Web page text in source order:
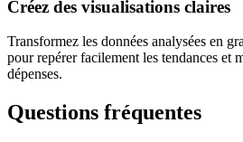
Créez des visualisations claires
Transformez les données analysées en
pour repérer facilement les tendances et
dépenses.
Questions fréquentes